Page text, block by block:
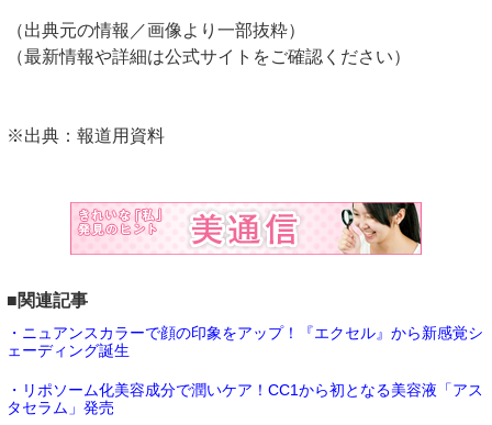
（出典元の情報／画像より一部抜粋）
（最新情報や詳細は公式サイトをご確認ください）
※出典：報道用資料
■関連記事
・ニュアンスカラーで顔の印象をアップ！『エクセル』から新感覚シ
ェーディング誕生
・リポソーム化美容成分で潤いケア！CC1から初となる美容液「アス
タセラム」発売